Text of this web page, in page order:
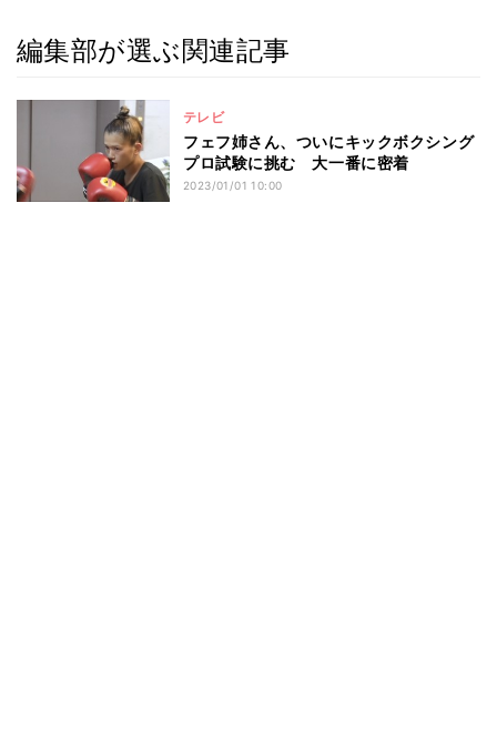
編集部が選ぶ関連記事
テレビ
フェフ姉さん、ついにキックボクシング
プロ試験に挑む 大一番に密着
2023/01/01 10:00